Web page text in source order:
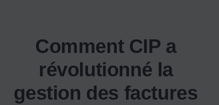
Comment CIP a
révolutionné la
gestion des factures